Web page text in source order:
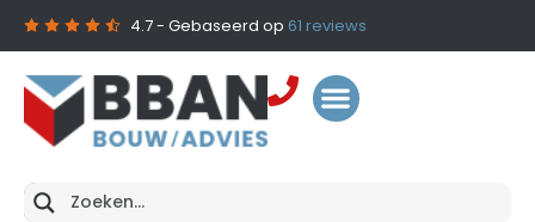
4.7- Gebaseerd op 61 reviews